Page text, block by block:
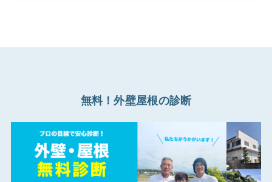
無料！外壁屋根の診断